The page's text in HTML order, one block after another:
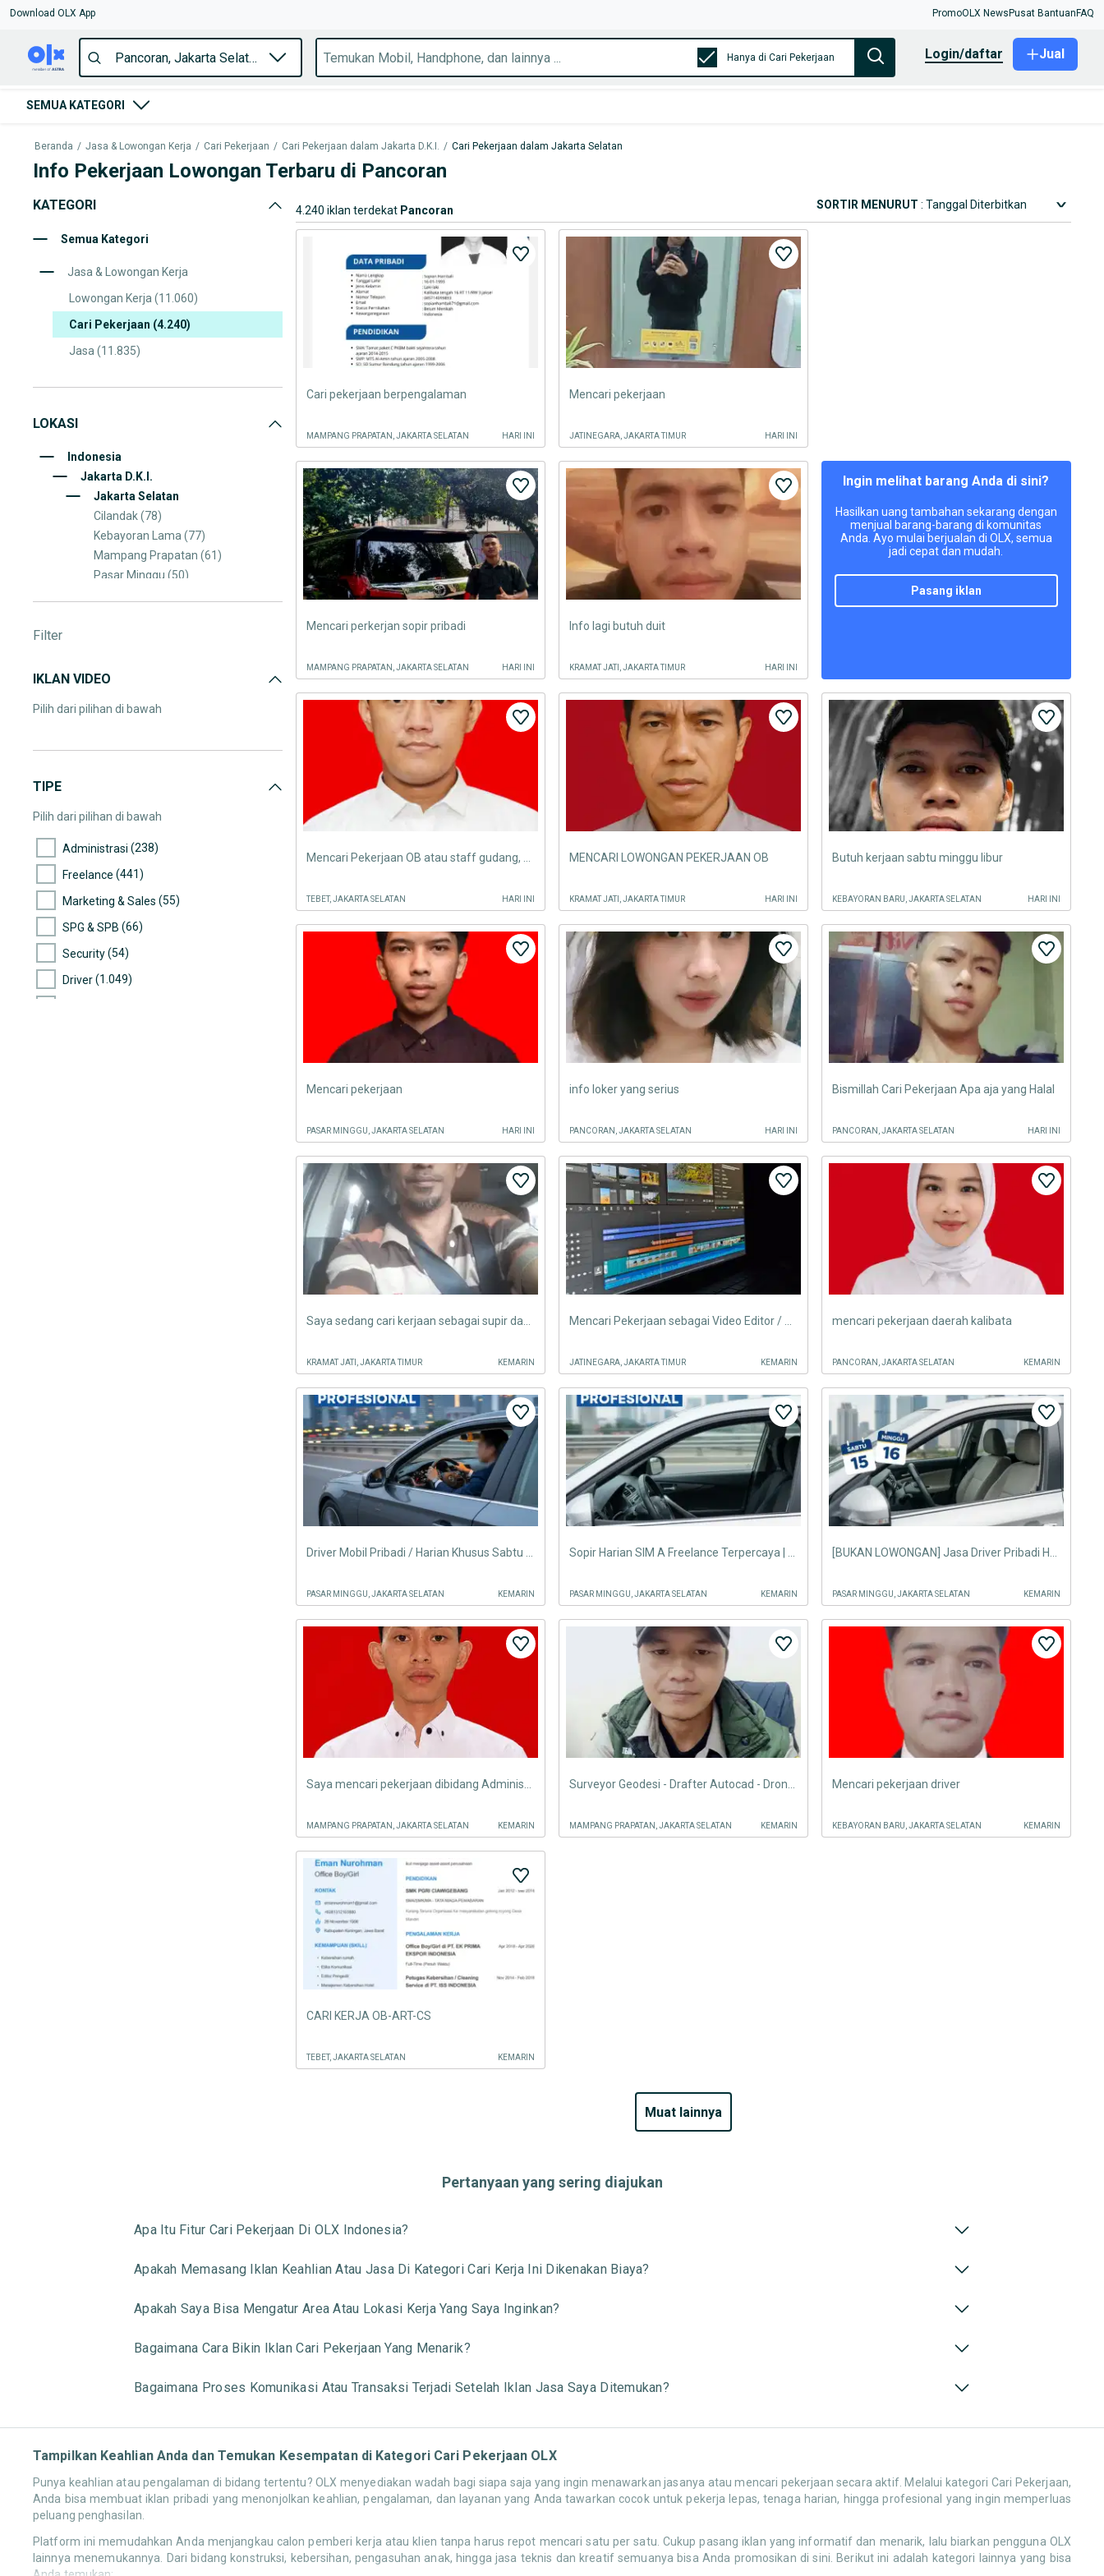
Download OLX App PromoOLX News Pusat Bantuan FAQ
Hanya di Cari Pekerjaan login/daftar Jual
SEMUA KATEGORI
Beranda / Jasa & Lowongan Kerja / Cari Pekerjaan / Cari Pekerjaan dalam Jakarta D.K.I. / Cari Pekerjaan dalam Jakarta Selatan
Info Pekerjaan Lowongan Terbaru di Pancoran
KATEGORI
Semua Kategori
Jasa & Lowongan Kerja
Lowongan Kerja (11.060)
Cari Pekerjaan (4.240)
Jasa (11.835)
LOKASI
Indonesia
Jakarta D.K.I.
Jakarta Selatan
Cilandak(78)
Kebayoran Lama (77)
Mampang Prapatan (61)
Pasar Minggu (50)
Kemang
Filter
IKLAN VIDEO
Pilih dari pilihan di bawah
TIPE
Pilih dari pilihan di bawah
Administrasi (238)
Freelance (441)
Marketing & Sales (55)
SPG & SPB (66)
Security(54)
Driver(1.049)
4.240 iklan terdekat Pancoran SORTIR MENURUT : Tanggal Diterbitkan
Cari pekerjaan berpengalaman
MAMPANG PRAPATAN, JAKARTA SELATAN HARI INI
Mencari pekerjaan
JATINEGARA, JAKARTA TIMUR HARI INI
Mencari perkerjan sopir pribadi
MAMPANG PRAPATAN, JAKARTA SELATAN HARI INI
Info lagi butuh duit
KRAMAT JATI, JAKARTA TIMUR HARI INI
Ingin melihat barang Anda di sini?
Hasilkan uang tambahan sekarang dengan
menjual barang-barang di komunitas
Anda. Ayo mulai berjualan di OLX, semua
jadi cepat dan mudah.
pasang iklan
TEBET, JAKARTA SELATAN HARI INI
MENCARI LOWONGAN PEKERJAAN OB
KRAMAT JATI, JAKARTA TIMUR HARI INI
Butuh kerjaan sabtu minggu libur
KEBAYORAN BARU, JAKARTA SELATAN HARI INI
Mencari pekerjaan
PASAR MINGGU, JAKARTA SELATAN HARI INI
info loker yang serius
PANCORAN, JAKARTA SELATAN HARI INI
Bismillah Cari Pekerjaan Apa aja yang Halal
PANCORAN, JAKARTA SELATAN HARI INI
KRAMAT JATI, JAKARTA TIMUR KEMARIN JATINEGARA, JAKARTA TIMUR KEMARIN
mencari pekerjaan daerah kalibata
PANCORAN, JAKARTA SELATAN KEMARIN
PASAR MINGGU, JAKARTA SELATAN KEMARIN PASAR MINGGU, JAKARTA SELATAN KEMARIN PASAR MINGGU, JAKARTA SELATAN KEMARIN
MAMPANG PRAPATAN, JAKARTA SELATAN KEMARIN MAMPANG PRAPATAN, JAKARTA SELATAN KEMARIN
Mencari pekerjaan driver
KEBAYORAN BARU, JAKARTA SELATAN KEMARIN
CARI KERJA OB-ART-CS
TEBET, JAKARTA SELATAN KEMARIN
muat lainnya
Pertanyaan yang sering diajukan
Apa Itu Fitur Cari Pekerjaan Di OLX Indonesia?
Apakah Memasang Iklan Keahlian Atau Jasa Di Kategori Cari Kerja Ini Dikenakan Biaya?
Apakah Saya Bisa Mengatur Area Atau Lokasi Kerja Yang Saya Inginkan?
Bagaimana Cara Bikin Iklan Cari Pekerjaan Yang Menarik?
Bagaimana Proses Komunikasi Atau Transaksi Terjadi Setelah Iklan Jasa Saya Ditemukan?
Tampilkan Keahlian Anda dan Temukan Kesempatan di Kategori Cari Pekerjaan OLX
Punya keahlian atau pengalaman di bidang tertentu? OLX menyediakan wadah bagi siapa saja yang ingin menawarkan jasanya atau mencari pekerjaan secara aktif. Melalui kategori Cari Pekerjaan,
Anda bisa membuat iklan pribadi yang menonjolkan keahlian, pengalaman, dan layanan yang Anda tawarkan cocok untuk pekerja lepas, tenaga harian, hingga profesional yang ingin memperluas
peluang penghasilan.
Platform ini memudahkan Anda menjangkau calon pemberi kerja atau klien tanpa harus repot mencari satu per satu. Cukup pasang iklan yang informatif dan menarik, lalu biarkan pengguna OLX
lainnya menemukannya. Dari bidang konstruksi, kebersihan, pengasuhan anak, hingga jasa teknis dan kreatif semuanya bisa Anda promosikan di sini. Berikut ini adalah kategori lainnya yang bisa